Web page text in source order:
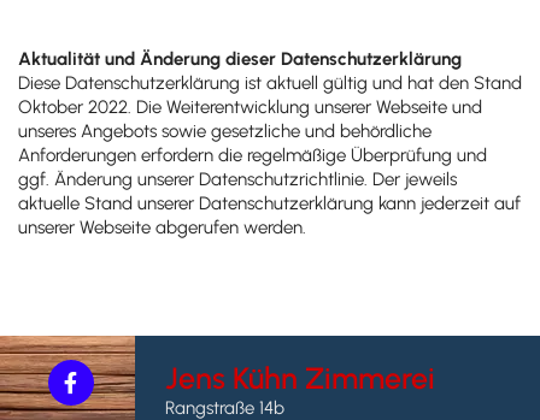
Aktualität und Änderung dieser Datenschutzerklärung
Diese Datenschutzerklärung ist aktuell gültig und hat den Stand
Oktober 2022. Die Weiterentwicklung unserer Webseite und
unseres Angebots sowie gesetzliche und behördliche
Anforderungen erfordern die regelmäßige Überprüfung und
ggf. Änderung unserer Datenschutzrichtlinie. Der jeweils
aktuelle Stand unserer Datenschutzerklärung kann jederzeit auf
unserer Webseite abgerufen werden.
Jens Kühn Zimmerei
Rangstraße 14b